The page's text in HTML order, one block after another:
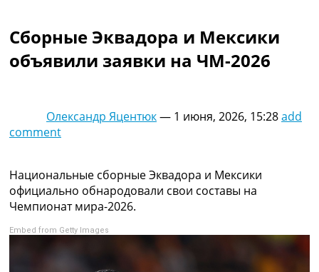
Чемпионат Мира
Украина. Премьер-Лига
Испания. Ла Лига
Таблицы групп Чемпионата Мира
Украина. Премьер-Лига
Украина. Первая Лига
Лига Чемпионов. Таблицы групп
Англия. Премьер-Лига
Испания. Ла Лига
Сборные Эквадора и Мексики
объявили заявки на ЧМ-2026
Олександр Яцентюк— 1 июня, 2026, 15:28add
comment
Национальные сборные Эквадора и Мексики
официально обнародовали свои составы на
Чемпионат мира-2026.
Embed from Getty Images